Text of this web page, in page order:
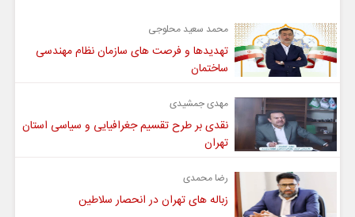
محمد سعید محلوجی
تهدیدها و فرصت های سازمان نظام مهندسی
ساختمان
مهدی جمشیدی
نقدی بر طرح تقسیم جغرافیایی و سیاسی استان
تهران
رضا محمدی
زباله های تهران در انحصار سلاطین